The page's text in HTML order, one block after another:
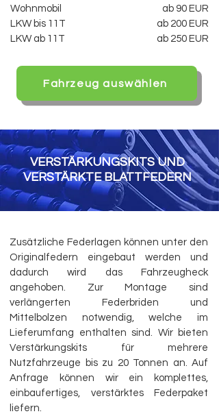
Wohnmobil
LKW bis 11T
LKW ab 11T
ab 90 EUR
ab 200 EUR
ab 250 EUR
Fahrzeug auswählen
VERSTÄRKUNGSKITS UND
VERSTÄRKTE BLATTFEDERN
Zusätzliche Federlagen können unter den
Originalfedern eingebaut werden und
dadurch wird das Fahrzeugheck
angehoben. Zur Montage sind
verlängerten Federbriden und
Mittelbolzen notwendig, welche im
Lieferumfang enthalten sind. Wir bieten
Verstärkungskits für mehrere
Nutzfahrzeuge bis zu 20 Tonnen an. Auf
Anfrage können wir ein komplettes,
einbaufertiges, verstärktes Federpaket
liefern.